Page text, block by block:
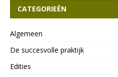
CATEGORIEËN
Algemeen
De succesvolle praktijk
Edities